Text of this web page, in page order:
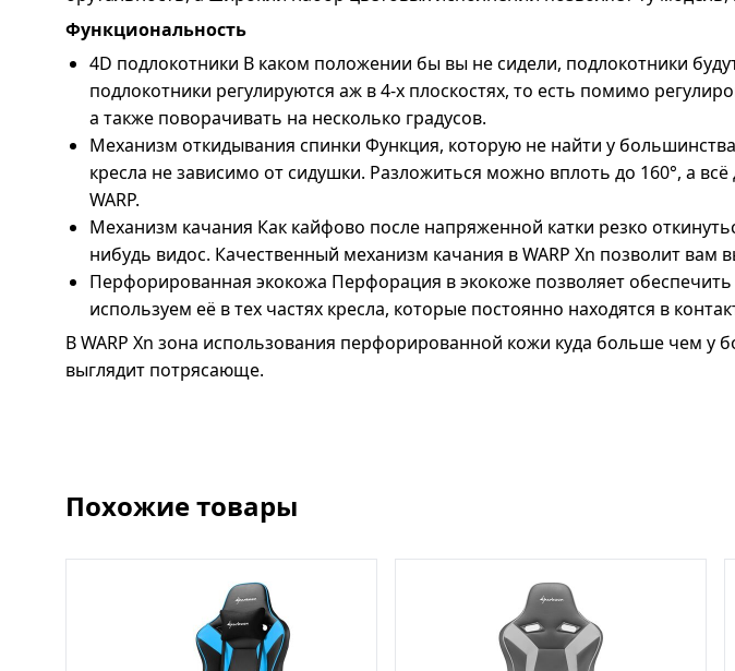
Функциональность
4D подлокотники В каком положении бы вы не сидели, подлокотники
подлокотники регулируются аж в 4-х плоскостях, то есть помимо
а также поворачивать на несколько градусов.
Механизм откидывания спинки Функция, которую не найти у
кресла не зависимо от сидушки. Разложиться можно вплоть до 160°, а
WARP.
Механизм качания Как кайфово после напряженной катки резко
нибудь видос. Качественный механизм качания в WARP Xn позволит
Перфорированная экокожа Перфорация в экокоже позволяет
используем её в тех частях кресла, которые постоянно находятся в
В WARP Xn зона использования перфорированной кожи куда больше чем у
выглядит потрясающе.
Похожие товары